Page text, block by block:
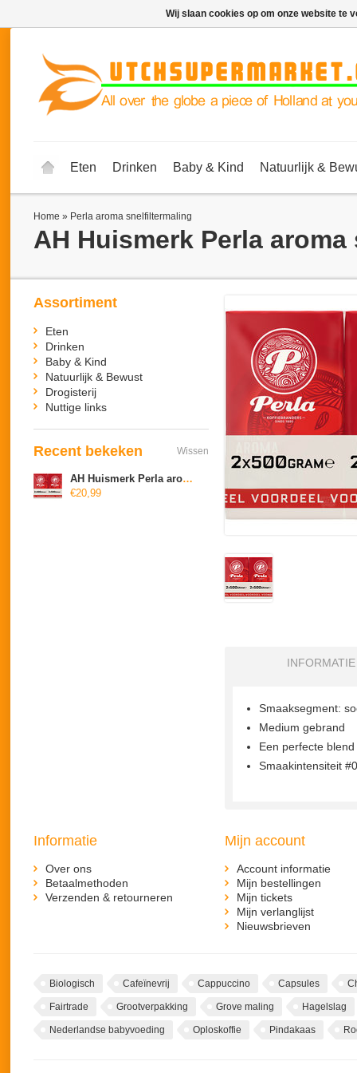
Eten Drinken Baby & Kind Natuurlijk &
Home » Perla aroma snelfiltermaling
AH Huismerk Perla
INFORMATIE
Smaaksegment:
Medium gebrand
Een perfecte
Smaakintensiteit
Assortiment
Eten
Drinken
Baby & Kind
Natuurlijk & Bewust
Drogisterij
Nuttige links
Recent bekeken Wissen
AH Huismerk Perla aroma snelfiltermaling
€20,99
Informatie
Over ons
Betaalmethoden
Verzenden & retourneren
Mijn account
Account informatie
Mijn bestellingen
Mijn tickets
Mijn verlanglijst
Nieuwsbrieven
Biologisch Cafeïnevrij Cappuccino Capsules
Fairtrade Grootverpakking Grove maling Hagelslag
Nederlandse babyvoeding Oploskoffie Pindakaas
Wij slaan cookies op om onze website te